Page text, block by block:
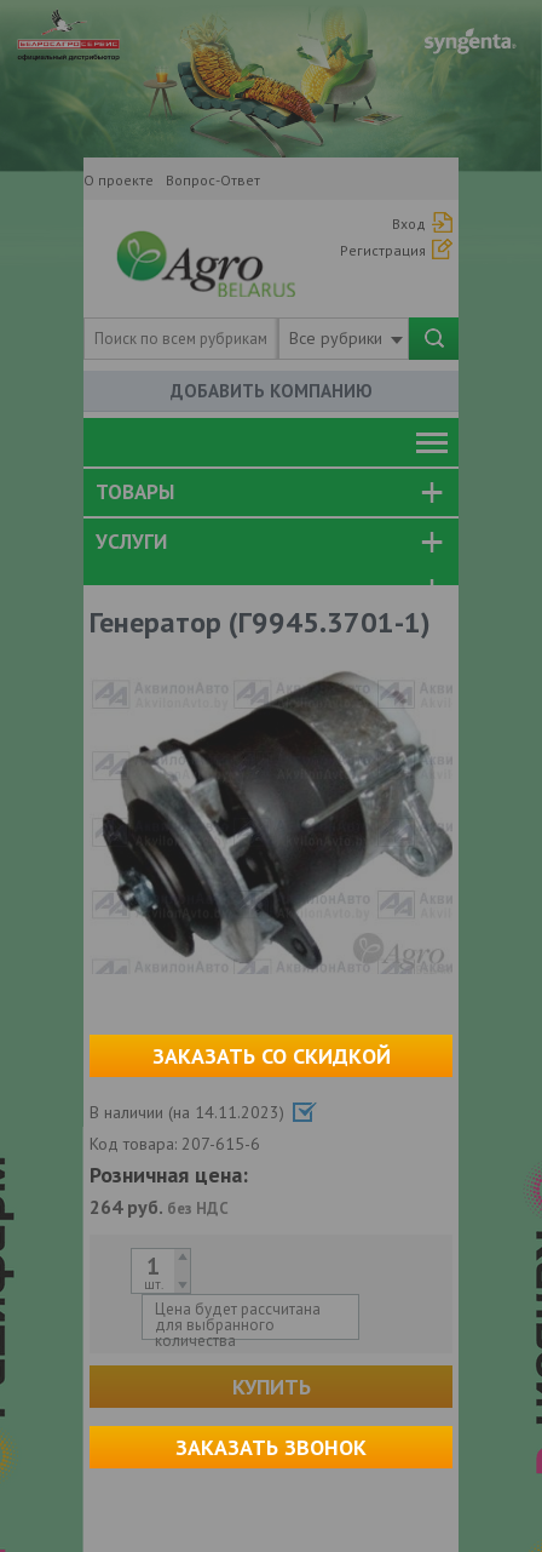
О проекте Вопрос-Ответ
Вход
Регистрация
Все рубрики
ДОБАВИТЬ КОМПАНИЮ
ТОВАРЫ
УСЛУГИ
Генератор (Г9945.3701-1)
ЗАКАЗАТЬ СО СКИДКОЙ
В наличии (на 14.11.2023)
Код товара: 207-615-6
Розничная цена:
264руб. без НДС
шт.
Цена будет рассчитана
для выбранного
количества
КУПИТЬ
ЗАКАЗАТЬ ЗВОНОК